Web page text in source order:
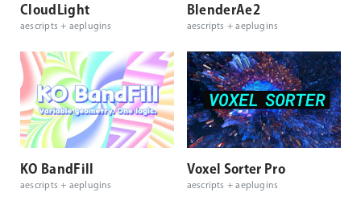
CloudLight
aescripts + aeplugins
BlenderAe2
aescripts + aeplugins
KO BandFill
aescripts + aeplugins
Voxel Sorter Pro
aescripts + aeplugins